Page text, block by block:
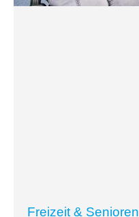
Freizeit & Senioren